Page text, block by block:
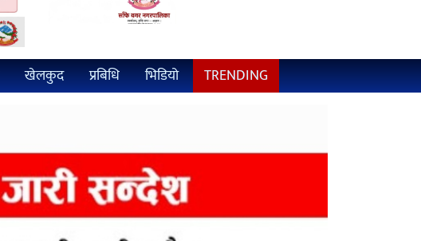
खेलकुद प्रबिधि भिडियो TRENDING